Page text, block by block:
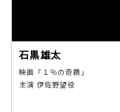
石黒雄太
映画「１％の奇蹟」
主演 伊佐野望役